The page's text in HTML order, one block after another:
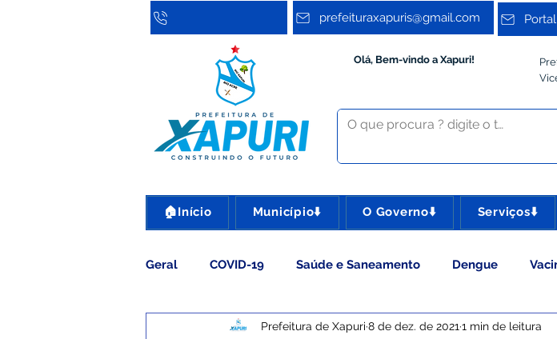
prefeituraxapuris@gmail.com
Olá, Bem-vindo a Xapuri!
🏠Início Município⬇️ O Governo⬇️ Serviços⬇️
Geral COVID-19 Saúde e Saneamento Dengue
Assistência Social Cultura Esporte e Lazer
Prefeitura de Xapuri 8 de dez. de 2021 1 min de leitura